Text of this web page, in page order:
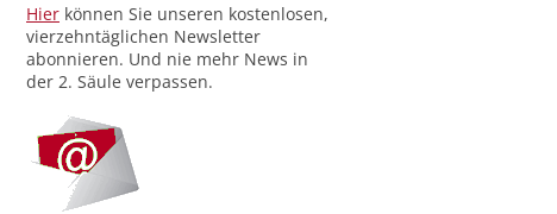
Hier können Sie unseren kostenlosen,
vierzehntäglichen Newsletter
abonnieren. Und nie mehr News in
der 2. Säule verpassen.